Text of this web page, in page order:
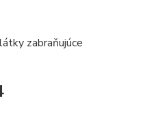
zabraňujúce